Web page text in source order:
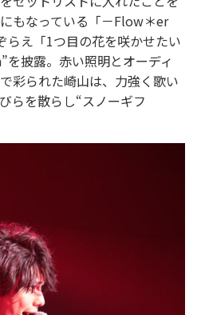
もなっている「－Flow＊er
らえ「1つ目の花を咲かせたい
を披露。赤い照明とオーディ
彩られた崎山は、力強く歌い
らを散らし“スノーギフ